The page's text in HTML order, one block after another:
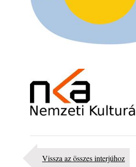
Vissza az összes interjúhoz